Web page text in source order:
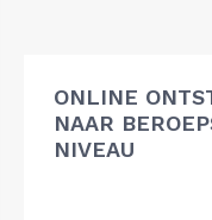
ONLINE
NAAR
NIVEAU